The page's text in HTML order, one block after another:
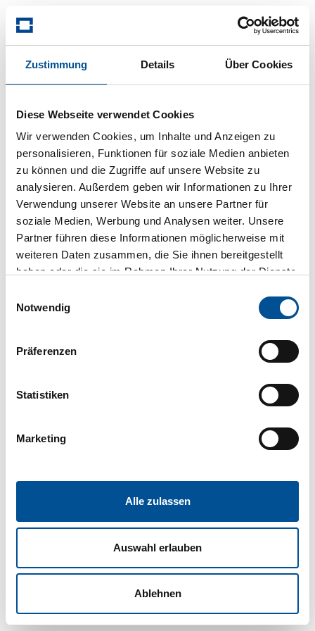
Zustimmung Details Über Cookies
Diese Webseite verwendet Cookies
Wir verwenden Cookies, um Inhalte und Anzeigen zu
personalisieren, Funktionen für soziale Medien anbieten
zu können und die Zugriffe auf unsere Website zu
analysieren. Außerdem geben wir Informationen zu Ihrer
Verwendung unserer Website an unsere Partner für
soziale Medien, Werbung und Analysen weiter. Unsere
Partner führen diese Informationen möglicherweise mit
weiteren Daten zusammen, die Sie ihnen bereitgestellt
haben oder die sie im Rahmen Ihrer Nutzung der Dienste
Notwendig
Präferenzen
Statistiken
Marketing
Alle zulassen
Auswahl erlauben
Ablehnen
ModuLine®
–
das
Gebäudekonzept
mit
Zukunftsperspektive.
®
ModuLine
virtuell
erleben!
Laden Sie sich die VR-App von KLEUSBERG auf Ihr
Smartphone.
Zum App-Store Zu Google Play
®
auf
kleusberg.de/de/mobile-mietgebaeude/moduline
Bitte drehen Sie das Gerät